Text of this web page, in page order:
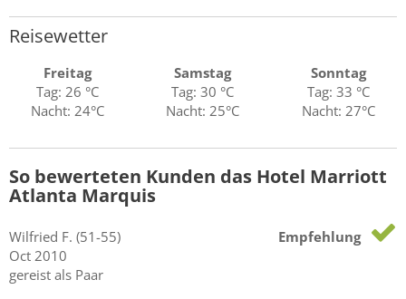
Reisewetter
Freitag
Tag: 26 °C
Nacht: 24°C
Samstag
Tag: 30 °C
Nacht: 25°C
Sonntag
Tag: 33 °C
Nacht: 27°C
So bewerteten Kunden das Hotel Marriott
Atlanta Marquis
Wilfried F. (51-55)
Oct 2010
gereist als Paar
Empfehlung